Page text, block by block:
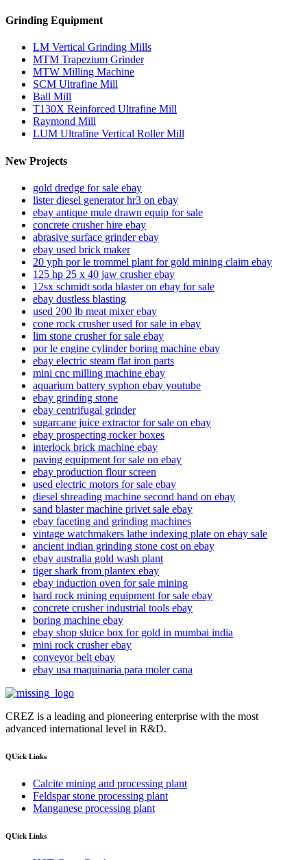
Grinding Equipment
LM Vertical Grinding Mills
MTM Trapezium Grinder
MTW Milling Machine
SCM Ultrafine Mill
Ball Mill
T130X Reinforced Ultrafine Mill
Raymond Mill
LUM Ultrafine Vertical Roller Mill
New Projects
gold dredge for sale ebay
lister diesel generator hr3 on ebay
ebay antique mule drawn equip for sale
concrete crusher hire ebay
abrasive surface grinder ebay
ebay used brick maker
20 yph por le trommel plant for gold mining claim ebay
125 hp 25 x 40 jaw crusher ebay
12sx schmidt soda blaster on ebay for sale
ebay dustless blasting
used 200 lb meat mixer ebay
cone rock crusher used for sale in ebay
lim stone crusher for sale ebay
por le engine cylinder boring machine ebay
ebay electric steam flat iron parts
mini cnc milling machine ebay
aquarium battery syphon ebay youtube
ebay grinding stone
ebay centrifugal grinder
sugarcane juice extractor for sale on ebay
ebay prospecting rocker boxes
interlock brick machine ebay
paving equipment for sale on ebay
ebay production flour screen
used electric motors for sale ebay
diesel shreading machine second hand on ebay
sand blaster machine privet sale ebay
ebay faceting and grinding machines
vintage watchmakers lathe indexing plate on ebay sale
ancient indian grinding stone cost on ebay
ebay australia gold wash plant
tiger shark from plantex ebay
ebay induction oven for sale mining
hard rock mining equipment for sale ebay
concrete crusher industrial tools ebay
boring machine ebay
ebay shop sluice box for gold in mumbai india
mini rock crusher ebay
conveyor belt ebay
ebay usa maquinaria para moler cana
CREZ is a leading and pioneering enterprise with the most
advanced international level in R&D.
QUick Links
Calcite mining and processing plant
Feldspar stone processing plant
Manganese processing plant
QUick Links